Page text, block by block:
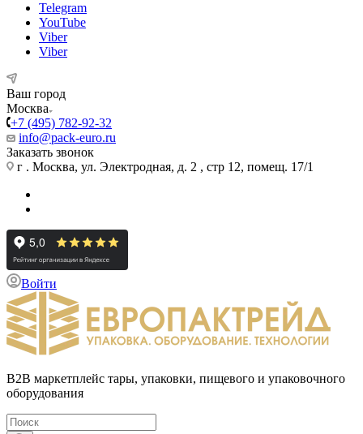
Telegram
YouTube
Viber
Viber
Ваш город
Москва
+7 (495) 782-92-32
info@pack-euro.ru
Заказать звонок
г . Москва, ул. Электродная, д. 2 , стр 12, помещ. 17/1
Войти
B2B маркетплейс тары, упаковки, пищевого и упаковочного
оборудования